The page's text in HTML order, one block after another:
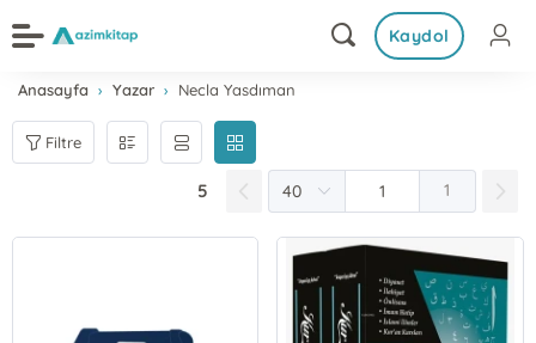
Kaydol
Anasayfa Yazar Necla Yasdıman
Filtre
5 1